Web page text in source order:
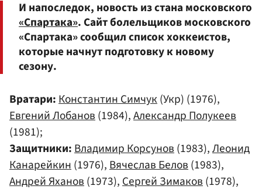
И напоследок, новость из стана московского
«Спартака». Сайт болельщиков московского
«Спартака» сообщил список хоккеистов,
которые начнут подготовку к новому
сезону.
Вратари:Константин Симчук(Укр) (1976),
Евгений Лобанов(1984),Александр Полукеев
(1981);
Защитники:Владимир Корсунов(1983),Леонид
Канарейкин(1976),Вячеслав Белов(1983),
Андрей Яханов(1973),Сергей Зимаков(1978),